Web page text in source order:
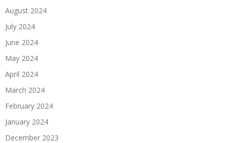
August 2024
July 2024
June 2024
May 2024
April 2024
March 2024
February 2024
January 2024
December 2023